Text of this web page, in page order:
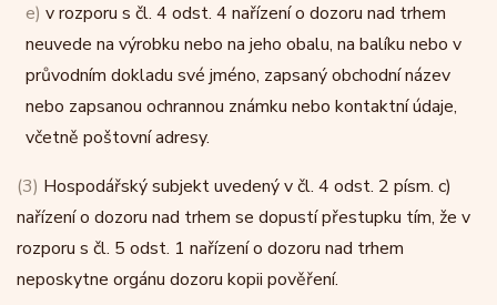
e) v rozporu s čl. 4 odst. 4 nařízení o dozoru nad trhem
neuvede na výrobku nebo na jeho obalu, na balíku nebo v
průvodním dokladu své jméno, zapsaný obchodní název
nebo zapsanou ochrannou známku nebo kontaktní údaje,
včetně poštovní adresy.
(3) Hospodářský subjekt uvedený v čl. 4 odst. 2 písm. c)
nařízení o dozoru nad trhem se dopustí přestupku tím, že v
rozporu s čl. 5 odst. 1 nařízení o dozoru nad trhem
neposkytne orgánu dozoru kopii pověření.